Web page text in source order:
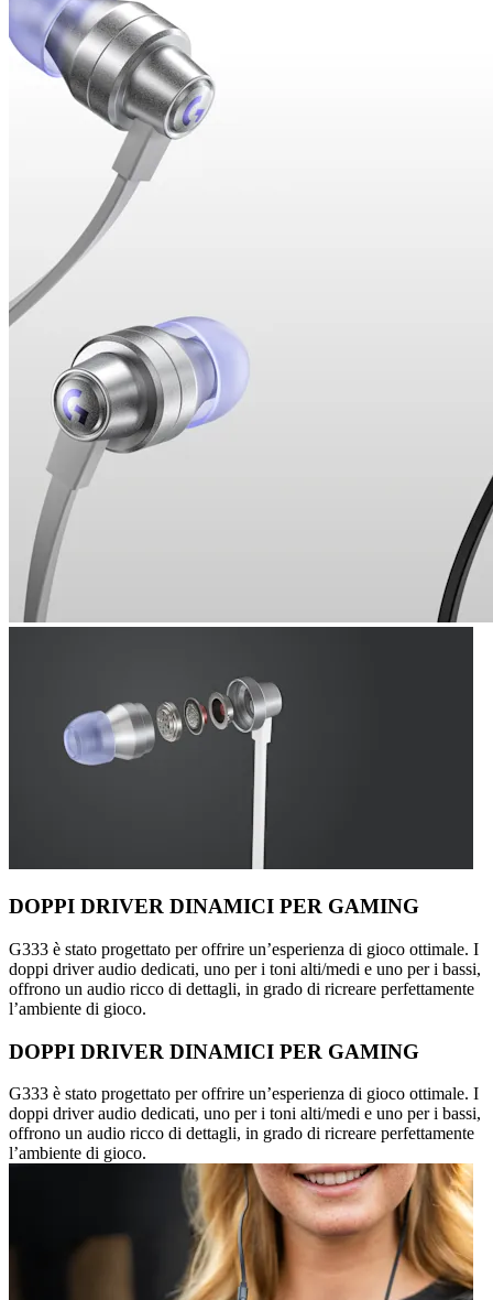
DOPPI DRIVER DINAMICI PER GAMING
G333 è stato progettato per offrire un’esperienza di gioco ottimale. I
doppi driver audio dedicati, uno per i toni alti/medi e uno per i bassi,
offrono un audio ricco di dettagli, in grado di ricreare perfettamente
l’ambiente di gioco.
DOPPI DRIVER DINAMICI PER GAMING
G333 è stato progettato per offrire un’esperienza di gioco ottimale. I
doppi driver audio dedicati, uno per i toni alti/medi e uno per i bassi,
offrono un audio ricco di dettagli, in grado di ricreare perfettamente
l’ambiente di gioco.